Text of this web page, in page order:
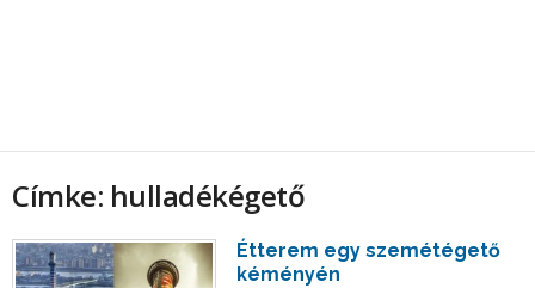
Címke: hulladékégető
Étterem egy szemétégető
kéményén